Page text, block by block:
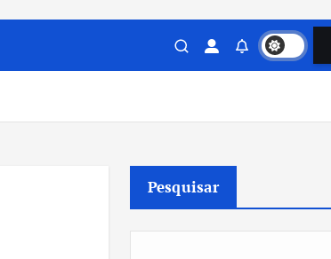
Pesquisar